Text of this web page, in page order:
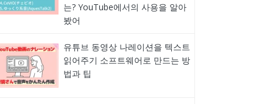
는? YouTube에서의 사용을 알아
봤어
유튜브 동영상 나레이션을 텍스트
읽어주기 소프트웨어로 만드는 방
법과 팁